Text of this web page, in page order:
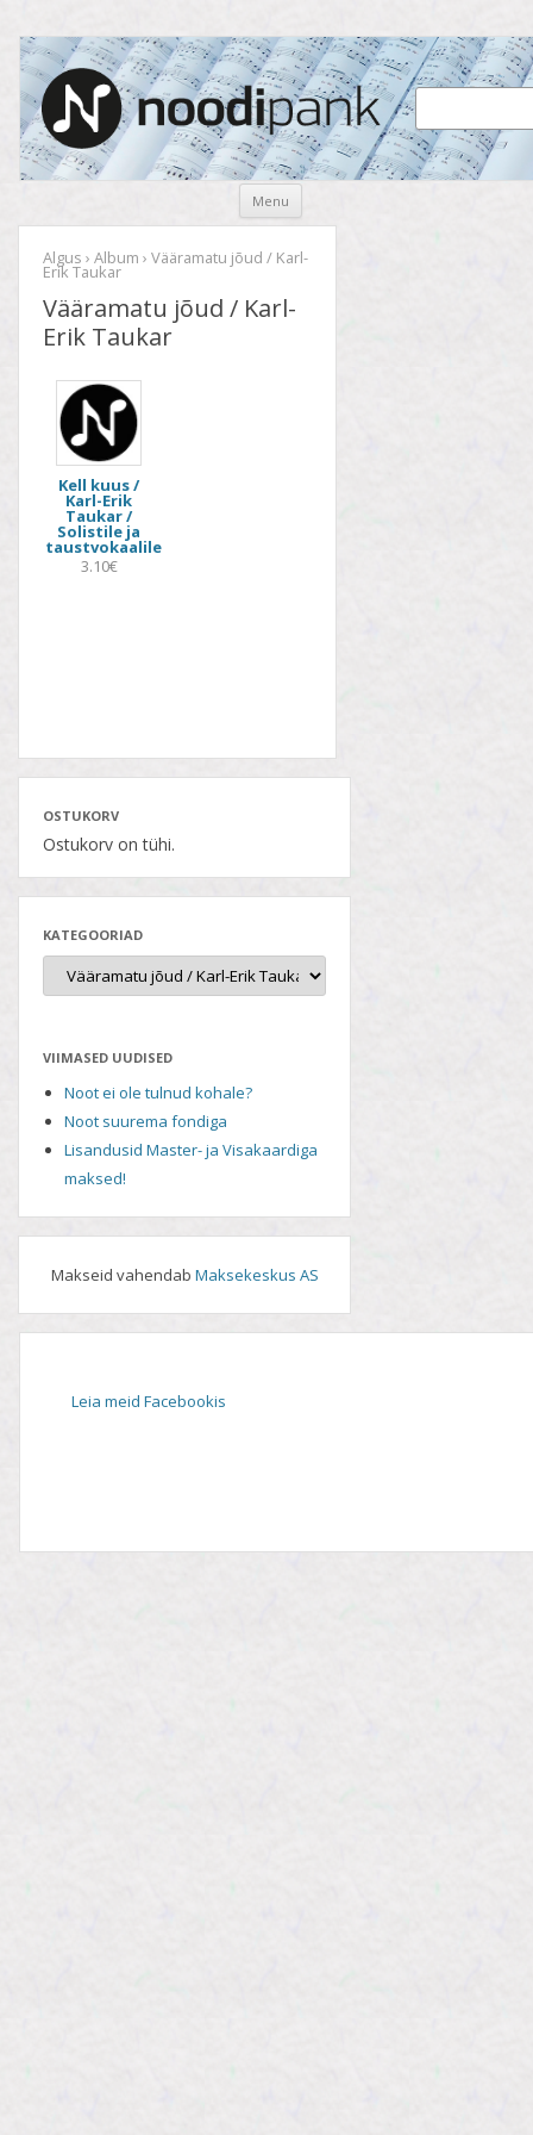
Noodipank
noodipank.ee
Menu Skip
content
Algus › Album › Vääramatu jõud / Karl-
Erik Taukar
Vääramatu jõud / Karl-
Erik Taukar
Kell kuus /
Karl-Erik
Taukar /
Solistile ja
taustvokaalile
3.10€
OSTUKORV
Ostukorv on tühi.
KATEGOORIAD
VIIMASED UUDISED
Noot ei ole tulnud kohale?
Noot suurema fondiga
Lisandusid Master- ja Visakaardiga
maksed!
Makseid vahendab Maksekeskus AS
Leia meid Facebookis